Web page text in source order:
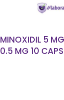
MINOXIDIL 5
0.5 MG 10